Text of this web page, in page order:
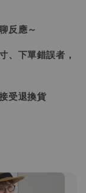
反應～
、下單錯誤者，
受退換貨